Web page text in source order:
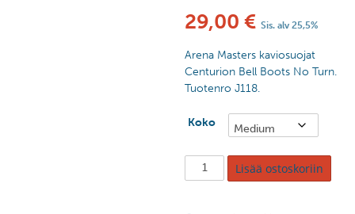
29,00 € Sis. alv 25,5%
Arena Masters kaviosuojat
Centurion Bell Boots No Turn.
Tuotenro J118.
Koko
Lisää ostoskoriin